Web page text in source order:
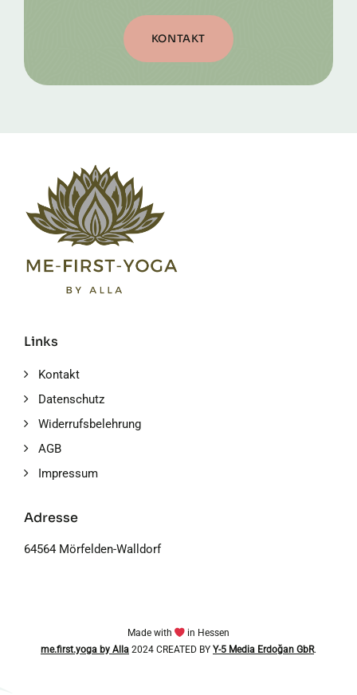
KONTAKT
Links
Kontakt
Datenschutz
Widerrufsbelehrung
AGB
Impressum
Adresse
64564 Mörfelden-Walldorf
Made with
in Hessen
me.first.yoga by Alla 2024 CREATED BY Y-5 Media Erdoğan GbR.